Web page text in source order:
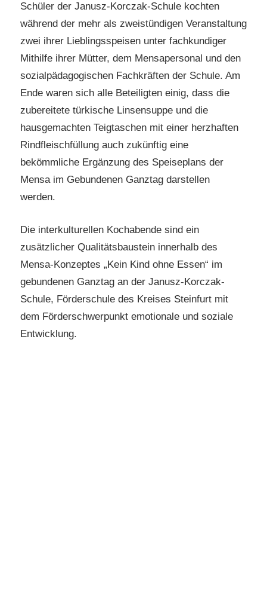
Schüler der Janusz-Korczak-Schule kochten
während der mehr als zweistündigen Veranstaltung
zwei ihrer Lieblingsspeisen unter fachkundiger
Mithilfe ihrer Mütter, dem Mensapersonal und den
sozialpädagogischen Fachkräften der Schule. Am
Ende waren sich alle Beteiligten einig, dass die
zubereitete türkische Linsensuppe und die
hausgemachten Teigtaschen mit einer herzhaften
Rindfleischfüllung auch zukünftig eine
bekömmliche Ergänzung des Speiseplans der
Mensa im Gebundenen Ganztag darstellen
werden.
Die interkulturellen Kochabende sind ein
zusätzlicher Qualitätsbaustein innerhalb des
Mensa-Konzeptes „Kein Kind ohne Essen“ im
gebundenen Ganztag an der Janusz-Korczak-
Schule, Förderschule des Kreises Steinfurt mit
dem Förderschwerpunkt emotionale und soziale
Entwicklung.